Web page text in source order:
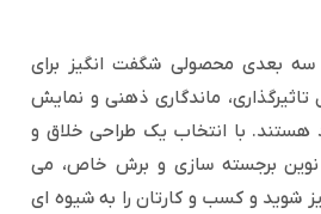
سه بعدی محصولی شگفت انگیز برای
ماندگاری ذهنی و نمایش
هستند. با انتخاب یک طراحی خلاق و
نوین برجسته سازی و برش خاص، می
شوید و کسب و کارتان را به شیوه ای